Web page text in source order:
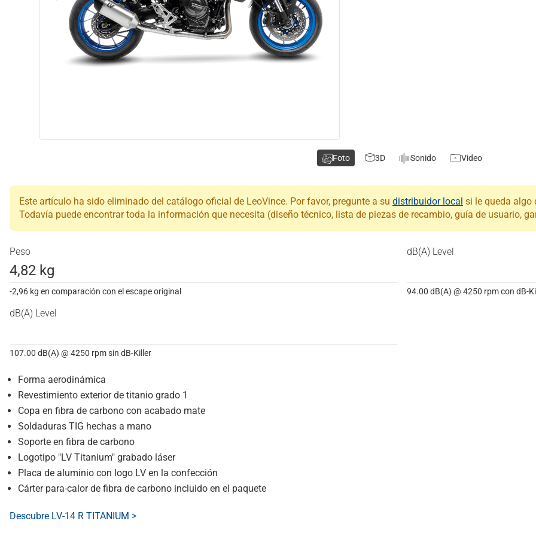
Este artículo ha sido eliminado del catálogo oficial de LeoVince. Por favor, pregunte a su distribuidor local si le queda algo
Todavía puede encontrar toda la información que necesita (diseño técnico, lista de piezas de recambio, guía de usuario,
Peso
4,82 kg
-2,96 kg en comparación con el escape original
dB(A) Level
94.00 dB(A) @ 4250 rpm con dB-
dB(A) Level
107.00 dB(A) @ 4250 rpm sin dB-Killer
Forma aerodinámica
Revestimiento exterior de titanio grado 1
Copa en fibra de carbono con acabado mate
Soldaduras TIG hechas a mano
Soporte en fibra de carbono
Logotipo "LV Titanium" grabado láser
Placa de aluminio con logo LV en la confección
Cárter para-calor de fibra de carbono incluido en el paquete
Descubre LV-14 R TITANIUM >
Foto 3D Sonido Video